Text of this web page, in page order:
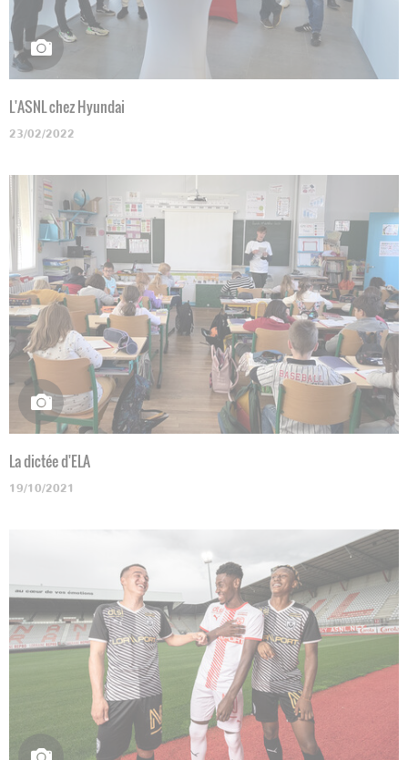
L'ASNL chez Hyundai
23/02/2022
La dictée d'ELA
19/10/2021